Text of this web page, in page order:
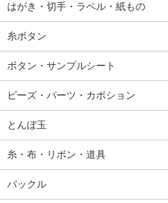
はがき・切手・ラベル・紙もの
糸ボタン
ボタン・サンプルシート
ビーズ・パーツ・カボション
とんぼ玉
糸・布・リボン・道具
バックル